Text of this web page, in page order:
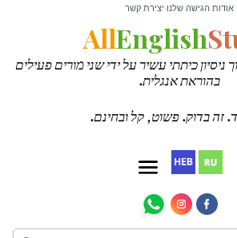
אודות·הגישה שלנו·יצירת קשר
AllEnglish
כיתתי עשיר על ידי שני מורים פעילים
בהוראת אנגלית.
זה בדוק. פשוט, קל ובחינם.